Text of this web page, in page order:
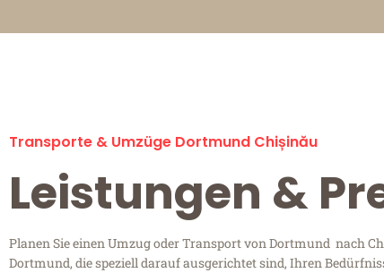
Transporte & Umzüge Dortmund Chișinău
Leistungen &
Planen Sie einen Umzug oder Transport von Dortmund nach
Dortmund, die speziell darauf ausgerichtet sind, Ihren